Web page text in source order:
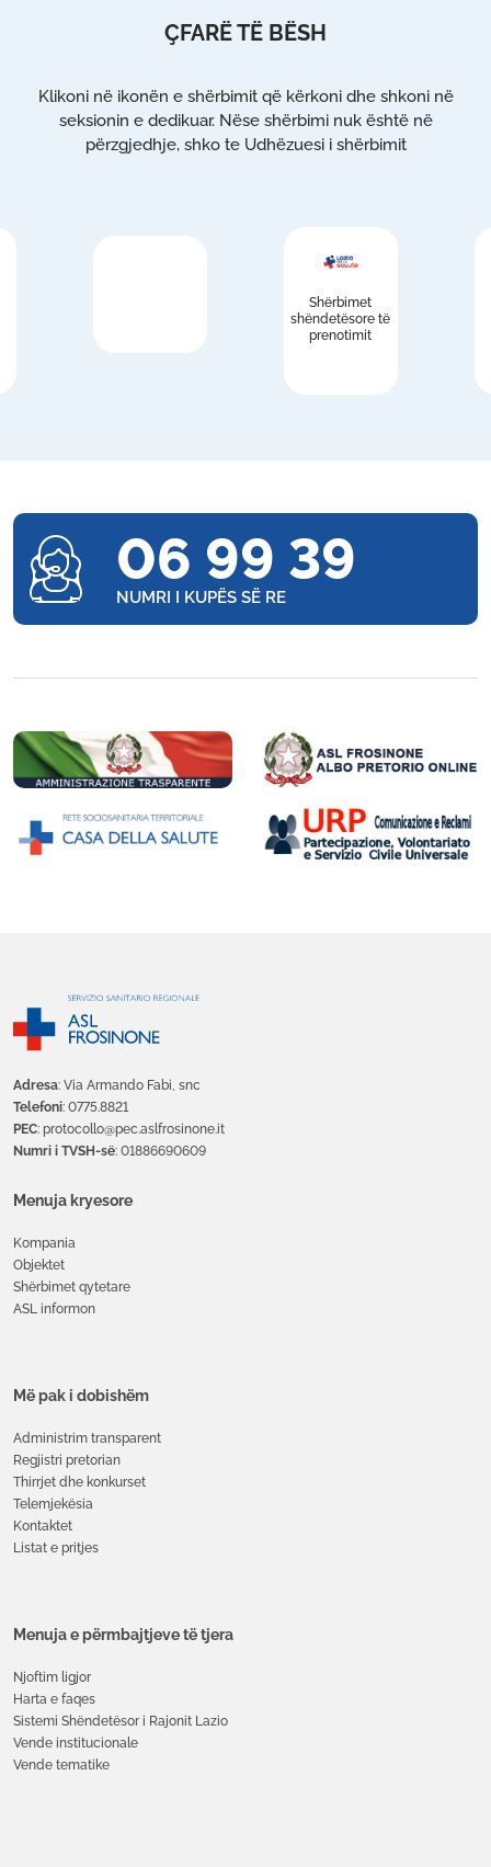
ÇFARË TË BËSH
Klikoni në ikonën e shërbimit që kërkoni dhe shkoni në
seksionin e dedikuar. Nëse shërbimi nuk është në
përzgjedhje, shko te Udhëzuesi i shërbimit
Shërbimet
shëndetësore të
prenotimit
06 99 39
NUMRI I KUPËS SË RE
Adresa: Via Armando Fabi, snc
Telefoni: 0775.8821
PEC: protocollo@pec.aslfrosinone.it
Numri i TVSH-së: 01886690609
Menuja kryesore
Kompania
Objektet
Shërbimet qytetare
ASL informon
Më pak i dobishëm
Administrim transparent
Regjistri pretorian
Thirrjet dhe konkurset
Telemjekësia
Kontaktet
Listat e pritjes
Menuja e përmbajtjeve të tjera
Njoftim ligjor
Harta e faqes
Sistemi Shëndetësor i Rajonit Lazio
Vende institucionale
Vende tematike